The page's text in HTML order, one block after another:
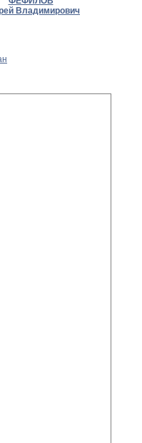
Владимирович